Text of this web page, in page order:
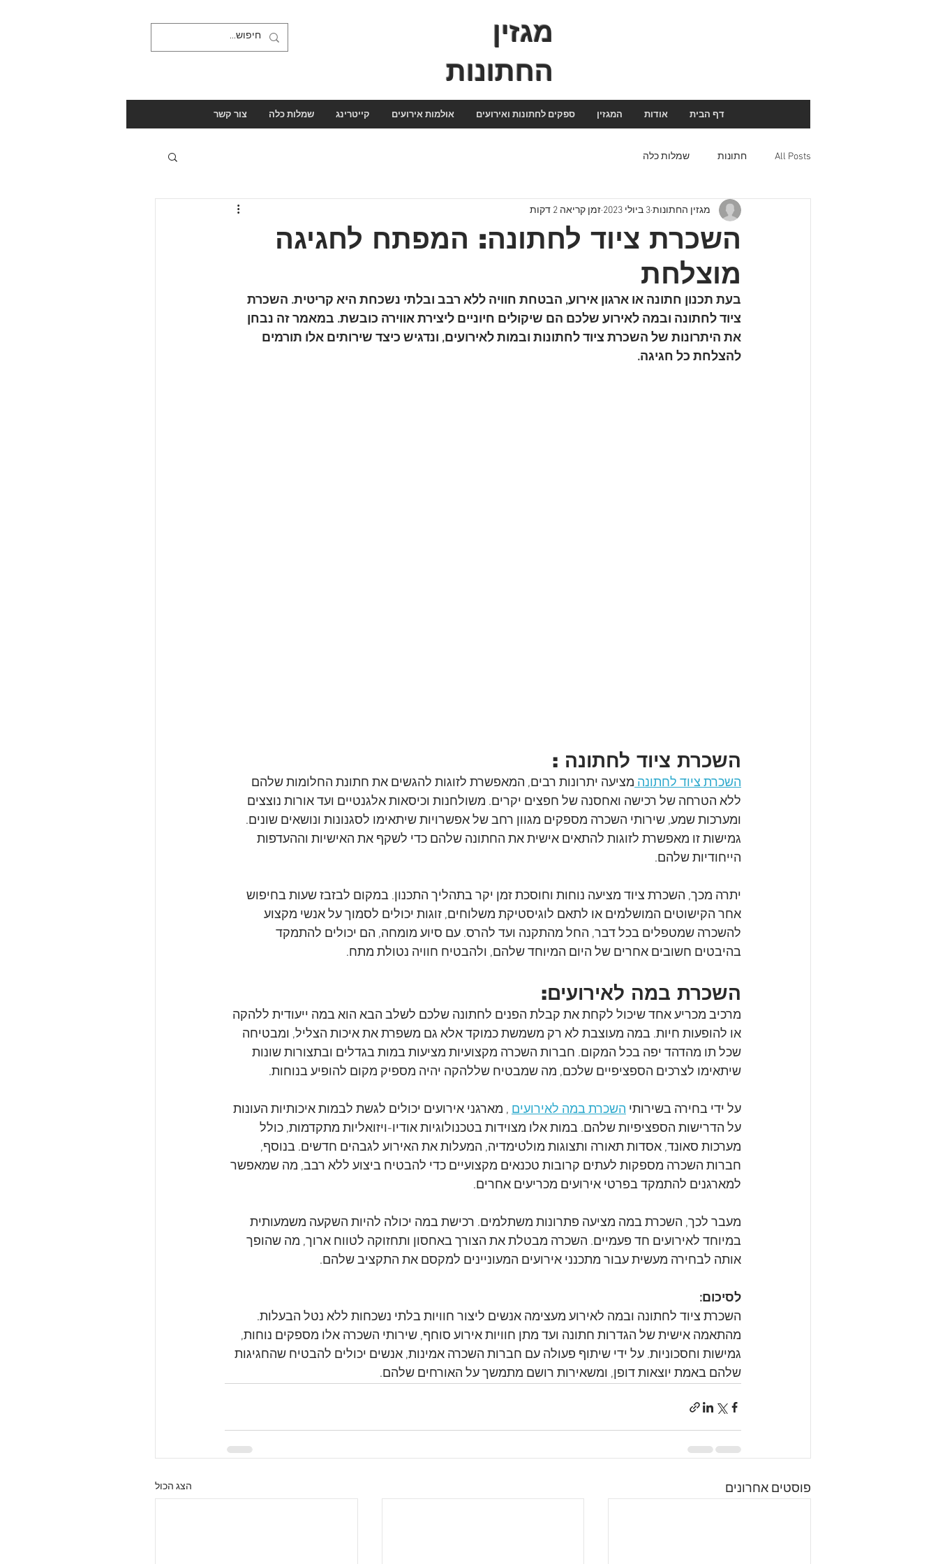
מגזין
החתונות
דף הבית אודות המגזין ספקים לחתונות ואירועים אולמות אירועים קייטרינג שמלות כלה צור קשר
All Posts חתונות שמלות כלה
השכרת ציוד לחתונה: המפתח לחגיגה
מוצלחת
מגזין החתונות3 ביולי 2023 זמן קריאה 2 דקות
בעת תכנון חתונה או ארגון אירוע, הבטחת חוויה ללא רבב ובלתי נשכחת היא קריטית. השכרת
ציוד לחתונה ובמה לאירוע שלכם הם שיקולים חיוניים ליצירת אווירה כובשת. במאמר זה נבחן
את היתרונות של השכרת ציוד לחתונות ובמות לאירועים, ונדגיש כיצד שירותים אלו תורמים
להצלחת כל חגיגה.
השכרת ציוד לחתונה :
השכרת ציוד לחתונה מציעה יתרונות רבים, המאפשרת לזוגות להגשים את חתונת החלומות שלהם
ללא הטרחה של רכישה ואחסנה של חפצים יקרים. משולחנות וכיסאות אלגנטיים ועד אורות נוצצים
ומערכות שמע, שירותי השכרה מספקים מגוון רחב של אפשרויות שיתאימו לסגנונות ונושאים שונים.
גמישות זו מאפשרת לזוגות להתאים אישית את החתונה שלהם כדי לשקף את האישיות וההעדפות
הייחודיות שלהם.
יתרה מכך, השכרת ציוד מציעה נוחות וחוסכת זמן יקר בתהליך התכנון. במקום לבזבז שעות בחיפוש
אחר הקישוטים המושלמים או לתאם לוגיסטיקת משלוחים, זוגות יכולים לסמוך על אנשי מקצוע
להשכרה שמטפלים בכל דבר, החל מהתקנה ועד להרס. עם סיוע מומחה, הם יכולים להתמקד
בהיבטים חשובים אחרים של היום המיוחד שלהם, ולהבטיח חוויה נטולת מתח.
השכרת במה לאירועים:
מרכיב מכריע אחד שיכול לקחת את קבלת הפנים לחתונה שלכם לשלב הבא הוא במה ייעודית ללהקה
או להופעות חיות. במה מעוצבת לא רק משמשת כמוקד אלא גם משפרת את איכות הצליל, ומבטיחה
שכל תו מהדהד יפה בכל המקום. חברות השכרה מקצועיות מציעות במות בגדלים ובתצורות שונות
שיתאימו לצרכים הספציפיים שלכם, מה שמבטיח שללהקה יהיה מספיק מקום להופיע בנוחות.
על ידי בחירה בשירותי השכרת במה לאירועים , מארגני אירועים יכולים לגשת לבמות איכותיות העונות
על הדרישות הספציפיות שלהם. במות אלו מצוידות בטכנולוגיות אודיו-ויזואליות מתקדמות, כולל
מערכות סאונד, אסדות תאורה ותצוגות מולטימדיה, המעלות את האירוע לגבהים חדשים. בנוסף,
חברות השכרה מספקות לעתים קרובות טכנאים מקצועיים כדי להבטיח ביצוע ללא רבב, מה שמאפשר
למארגנים להתמקד בפרטי אירועים מכריעים אחרים.
מעבר לכך, השכרת במה מציעה פתרונות משתלמים. רכישת במה יכולה להיות השקעה משמעותית
במיוחד לאירועים חד פעמיים. השכרה מבטלת את הצורך באחסון ותחזוקה לטווח ארוך, מה שהופך
אותה לבחירה מעשית עבור מתכנני אירועים המעוניינים למקסם את התקציב שלהם.
לסיכום:
השכרת ציוד לחתונה ובמה לאירוע מעצימה אנשים ליצור חוויות בלתי נשכחות ללא נטל הבעלות.
מהתאמה אישית של הגדרות חתונה ועד מתן חוויות אירוע סוחף, שירותי השכרה אלו מספקים נוחות,
גמישות וחסכוניות. על ידי שיתוף פעולה עם חברות השכרה אמינות, אנשים יכולים להבטיח שהחגיגות
שלהם באמת יוצאות דופן, ומשאירות רושם מתמשך על האורחים שלהם.
פוסטים אחרונים הצג הכול